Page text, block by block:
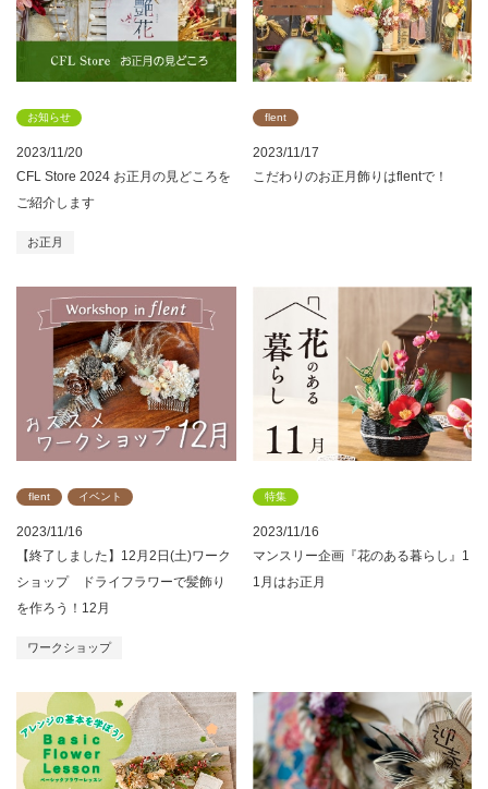
2023/11/20
お知らせ
CFL Store 2024 お正月の見どころを
ご紹介します
お正月
2023/11/17
flent
こだわりのお正月飾りはflentで！
2023/11/16
flent イベント
【終了しました】12月2日(土)ワーク
ショップ ドライフラワーで髪飾り
を作ろう！12月
ワークショップ
2023/11/16
特集
マンスリー企画『花のある暮らし』1
1月はお正月